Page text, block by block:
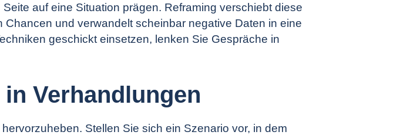
auf eine Situation prägen. Reframing verschiebt diese
und verwandelt scheinbar negative Daten in eine
geschickt einsetzen, lenken Sie Gespräche in
Verhandlungen
Stellen Sie sich ein Szenario vor, in dem